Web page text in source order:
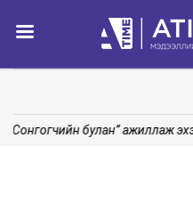
булан” ажиллаж